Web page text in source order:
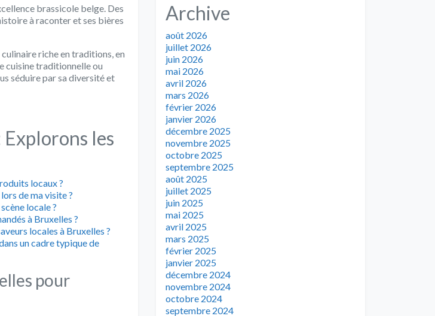
brassicole belge. Des
à raconter et ses bières
riche en traditions, en
cuisine traditionnelle ou
séduire par sa diversité et
les
locaux ?
de ma visite ?
locale ?
à Bruxelles ?
locales à Bruxelles ?
un cadre typique de
pour
Archive
août 2026
juillet 2026
juin 2026
mai 2026
avril 2026
mars 2026
février 2026
janvier 2026
décembre 2025
novembre 2025
octobre 2025
septembre 2025
août 2025
juillet 2025
juin 2025
mai 2025
avril 2025
mars 2025
février 2025
janvier 2025
décembre 2024
novembre 2024
octobre 2024
septembre 2024